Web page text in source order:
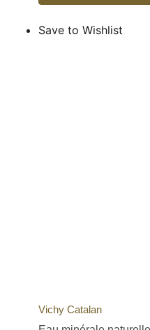
Save to Wishlist
Vichy Catalan